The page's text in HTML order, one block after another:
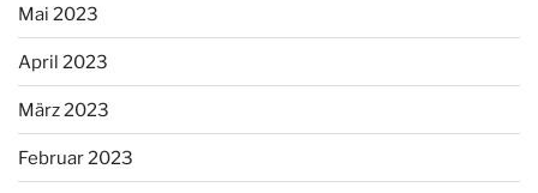
Mai 2023
April 2023
März 2023
Februar 2023